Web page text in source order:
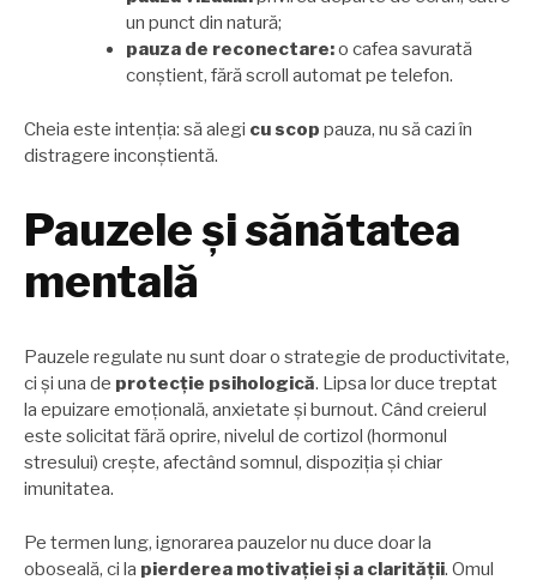
un punct din natură;
pauza de reconectare:o cafea savurată
conștient, fără scroll automat pe telefon.
Cheia este intenția: să alegi cu scop pauza, nu să cazi în
distragere inconștientă.
Pauzele și sănătatea
mentală
Pauzele regulate nu sunt doar o strategie de productivitate,
ci și una de protecție psihologică. Lipsa lor duce treptat
la epuizare emoțională, anxietate și burnout. Când creierul
este solicitat fără oprire, nivelul de cortizol (hormonul
stresului) crește, afectând somnul, dispoziția și chiar
imunitatea.
Pe termen lung, ignorarea pauzelor nu duce doar la
oboseală, ci la pierderea motivației și a clarității. Omul